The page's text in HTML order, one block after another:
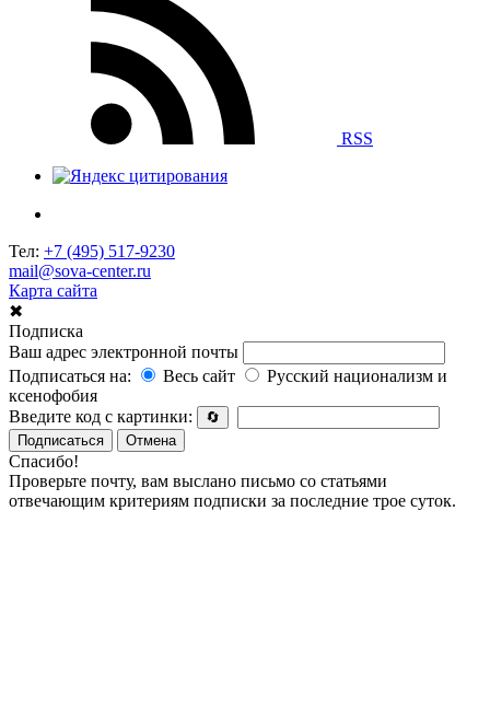
RSS
Тел: +7 (495) 517-9230
mail@sova-center.ru
Карта сайта
✖
Подписка
Ваш адрес электронной почты
Подписаться на:
Весь сайт
Русский национализм и
ксенофобия
Введите код с картинки:
🔄
Подписаться
Отмена
Спасибо!
Проверьте почту, вам выслано письмо со статьями
отвечающим критериям подписки за последние трое суток.